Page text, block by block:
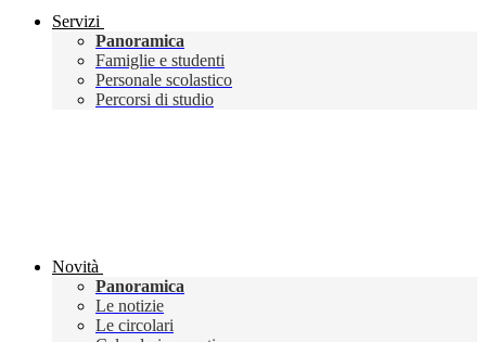
Servizi
Panoramica
Famiglie e studenti
Personale scolastico
Percorsi di studio
Novità
Panoramica
Le notizie
Le circolari